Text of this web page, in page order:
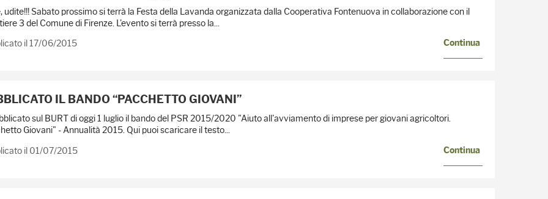
udite!!! Sabato prossimo si terrà la Festa della Lavanda organizzata dalla Cooperativa Fontenuova in collaborazione con il
3 del Comune di Firenze. L'evento si terrà presso la...
il 17/06/2015
Continua
IL BANDO “PACCHETTO GIOVANI”
sul BURT di oggi 1 luglio il bando del PSR 2015/2020 "Aiuto all'avviamento di imprese per giovani agricoltori.
Giovani" - Annualità 2015. Qui puoi scaricare il testo...
il 01/07/2015
Continua